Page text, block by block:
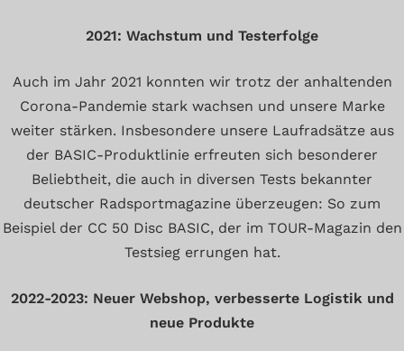
2021: Wachstum und Testerfolge
Auch im Jahr 2021 konnten wir trotz der anhaltenden
Corona-Pandemie stark wachsen und unsere Marke
weiter stärken. Insbesondere unsere Laufradsätze aus
der BASIC-Produktlinie erfreuten sich besonderer
Beliebtheit, die auch in diversen Tests bekannter
deutscher Radsportmagazine überzeugen: So zum
Beispiel der CC 50 Disc BASIC, der im TOUR-Magazin den
Testsieg errungen hat.
2022-2023: Neuer Webshop, verbesserte Logistik und
neue Produkte